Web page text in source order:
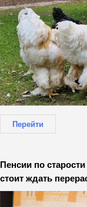
Перейти
Пенсии по
стоит ждать